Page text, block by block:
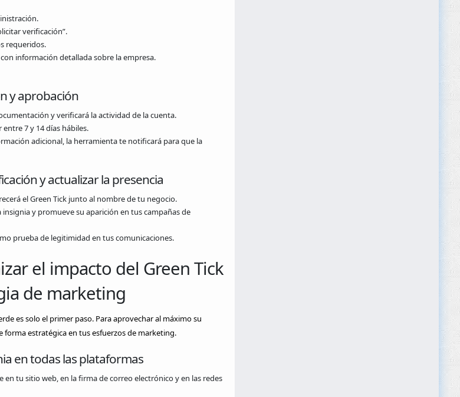
verificación”.
requeridos.
información detallada sobre la empresa.
y aprobación
y verificará la actividad de la cuenta.
7 y 14 días hábiles.
adicional, la herramienta te notificará para que la
y actualizar la presencia
el Green Tick junto al nombre de tu negocio.
y promueve su aparición en tus campañas de
prueba de legitimidad en tus comunicaciones.
el impacto del Green Tick
de marketing
es solo el primer paso. Para aprovechar al máximo su
forma estratégica en tus esfuerzos de marketing.
en todas las plataformas
en tu sitio web, en la firma de correo electrónico y en las redes